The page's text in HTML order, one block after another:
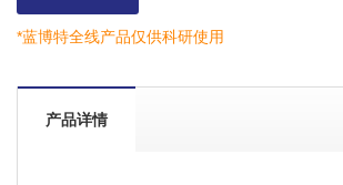
*蓝博特全线产品仅供科研使用
产品详情